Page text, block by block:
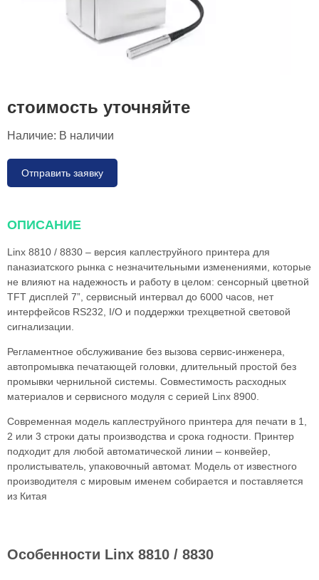
стоимость уточняйте
Наличие: В наличии
Отправить заявку
ОПИСАНИЕ
Linx 8810 / 8830 – версия каплеструйного принтера для
паназиатского рынка с незначительными изменениями, которые
не влияют на надежность и работу в целом: сенсорный цветной
TFT дисплей 7”, сервисный интервал до 6000 часов, нет
интерфейсов RS232, I/O и поддержки трехцветной световой
сигнализации.
Регламентное обслуживание без вызова сервис-инженера,
автопромывка печатающей головки, длительный простой без
промывки чернильной системы. Совместимость расходных
материалов и сервисного модуля с серией Linx 8900.
Современная модель каплеструйного принтера для печати в 1,
2 или 3 строки даты производства и срока годности. Принтер
подходит для любой автоматической линии – конвейер,
пролистыватель, упаковочный автомат. Модель от известного
производителя с мировым именем собирается и поставляется
из Китая
Особенности Linx 8810 / 8830